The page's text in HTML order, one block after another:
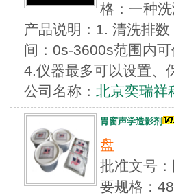
格：一种
产品说明：1. 清洗排
间：0s-3600s范围内
4.仪器最多可以设置、
公司名称： 北京奕瑞祥
胃窗声学造影剂
盘
批准文号
要规格：